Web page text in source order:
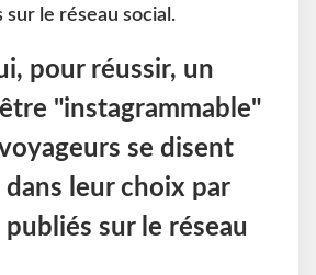
sur le réseau social.
pour réussir, un
"instagrammable"
se disent
leur choix par
publiés sur le réseau